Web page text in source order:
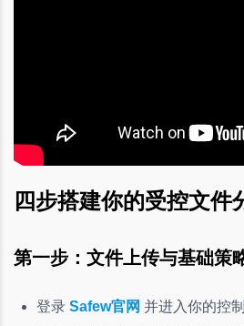
四步搭建你的受控文件
第一步：文件上传与基础策
登录 Safew官网 并进入你的控制